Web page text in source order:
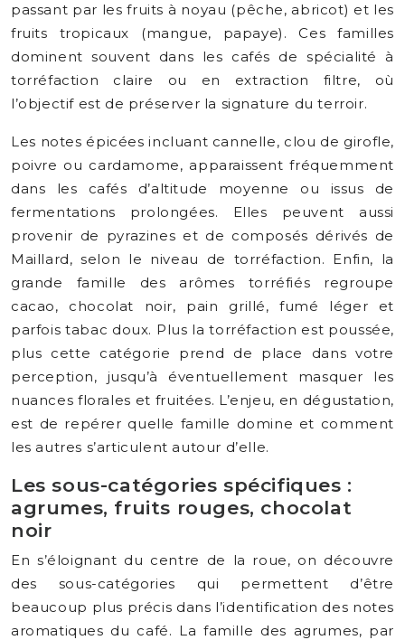
passant par les fruits à noyau (pêche, abricot) et les
fruits tropicaux (mangue, papaye). Ces familles
dominent souvent dans les cafés de spécialité à
torréfaction claire ou en extraction filtre, où
l’objectif est de préserver la signature du terroir.
Les notes épicées incluant cannelle, clou de girofle,
poivre ou cardamome, apparaissent fréquemment
dans les cafés d’altitude moyenne ou issus de
fermentations prolongées. Elles peuvent aussi
provenir de pyrazines et de composés dérivés de
Maillard, selon le niveau de torréfaction. Enfin, la
grande famille des arômes torréfiés regroupe
cacao, chocolat noir, pain grillé, fumé léger et
parfois tabac doux. Plus la torréfaction est poussée,
plus cette catégorie prend de place dans votre
perception, jusqu’à éventuellement masquer les
nuances florales et fruitées. L’enjeu, en dégustation,
est de repérer quelle famille domine et comment
les autres s’articulent autour d’elle.
Les sous-catégories spécifiques :
agrumes, fruits rouges, chocolat
noir
En s’éloignant du centre de la roue, on découvre
des sous-catégories qui permettent d’être
beaucoup plus précis dans l’identification des notes
aromatiques du café. La famille des agrumes, par